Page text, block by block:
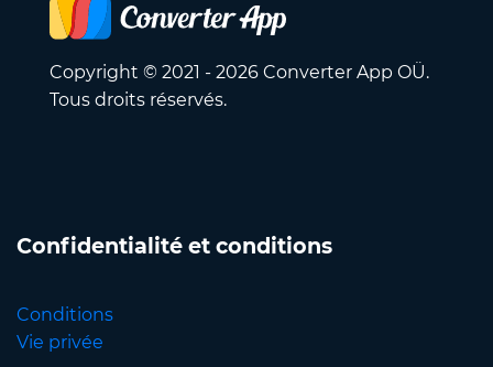
Copyright © 2021 - 2026 Converter App OÜ.
Tous droits réservés.
Confidentialité et conditions
Conditions
Vie privée